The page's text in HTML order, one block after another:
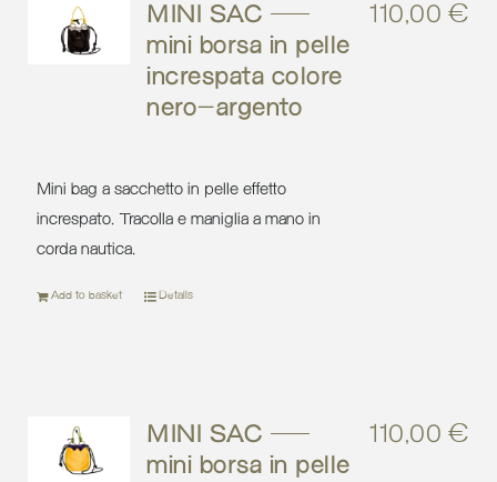
MINI SAC –
mini borsa in pelle
increspata colore
nero-argento
110,00€
Mini bag a sacchetto in pelle effetto
increspato. Tracolla e maniglia a mano in
corda nautica.
Add to basket Details
MINI SAC –
mini borsa in pelle
110,00€